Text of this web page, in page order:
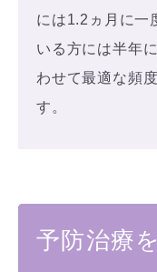
には1.2ヵ月に一
いる方には半年
わせて最適な頻
す。
予防治療